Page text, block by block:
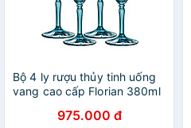
Bộ 4 ly rượu thủy tinh uống
vang cao cấp Florian 380ml
975.000 đ